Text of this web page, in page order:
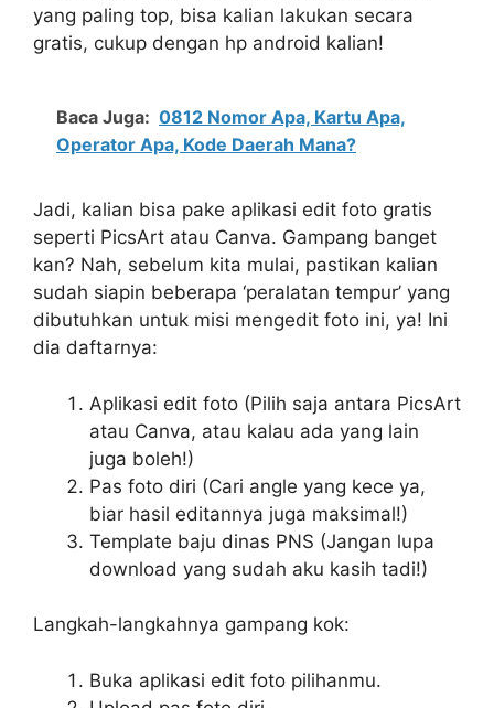
yang paling top, bisa kalian lakukan secara
gratis, cukup dengan hp android kalian!
Baca Juga: 0812 Nomor Apa, Kartu Apa,
Operator Apa, Kode Daerah Mana?
Jadi, kalian bisa pake aplikasi edit foto gratis
seperti PicsArt atau Canva. Gampang banget
kan? Nah, sebelum kita mulai, pastikan kalian
sudah siapin beberapa ‘peralatan tempur’ yang
dibutuhkan untuk misi mengedit foto ini, ya! Ini
dia daftarnya:
Aplikasi edit foto (Pilih saja antara PicsArt
atau Canva, atau kalau ada yang lain
juga boleh!)
Pas foto diri (Cari angle yang kece ya,
biar hasil editannya juga maksimal!)
Template baju dinas PNS (Jangan lupa
download yang sudah aku kasih tadi!)
Langkah-langkahnya gampang kok:
Buka aplikasi edit foto pilihanmu.